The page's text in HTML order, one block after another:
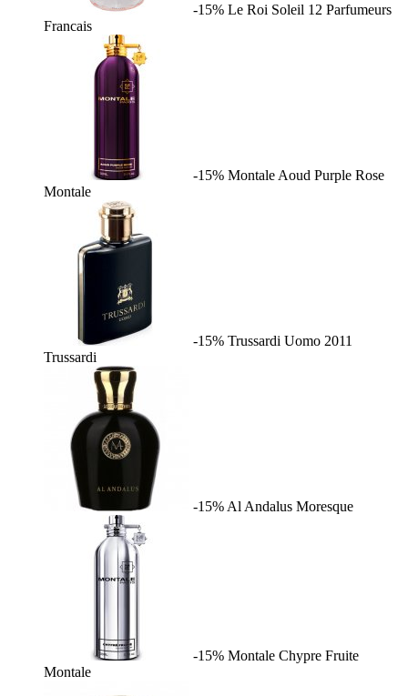
-15% Le Roi Soleil 12 Parfumeurs
Francais
-15% Montale Aoud Purple Rose
Montale
-15% Trussardi Uomo 2011
Trussardi
-15% Al Andalus Moresque
-15% Montale Chypre Fruite
Montale